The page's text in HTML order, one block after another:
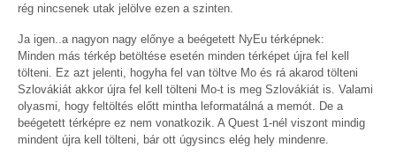
rég nincsenek utak jelölve ezen a szinten.
Ja igen..a nagyon nagy előnye a beégetett NyEu térképnek:
Minden más térkép betöltése esetén minden térképet újra fel kell
tölteni. Ez azt jelenti, hogyha fel van töltve Mo és rá akarod tölteni
Szlovákiát akkor újra fel kell tölteni Mo-t is meg Szlovákiát is. Valami
olyasmi, hogy feltöltés előtt mintha leformatálná a memót. De a
beégetett térképre ez nem vonatkozik. A Quest 1-nél viszont mindig
mindent újra kell tölteni, bár ott úgysincs elég hely mindenre.